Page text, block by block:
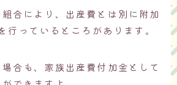
合により、出産費とは別に附加
行っているところがあります。
合も、家族出産費付加金として